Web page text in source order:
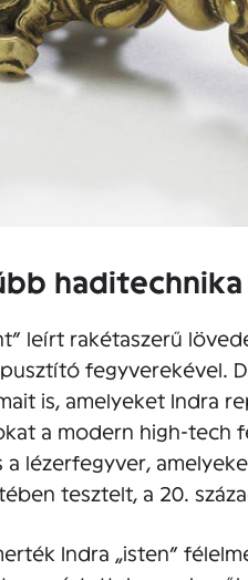
haditechnika
leírt rakétaszerű
fegyverekével.
is, amelyeket Indra
a modern high-tech
a lézerfegyver,
tesztelt, a 20.
Indra „isten”